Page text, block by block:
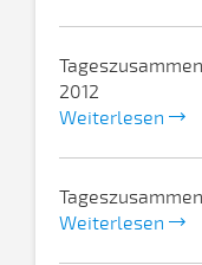
2012
Weiterlesen
Weiterlesen